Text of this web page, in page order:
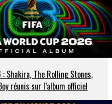
Shakira, The Rolling Stones,
réunis sur l’album officiel